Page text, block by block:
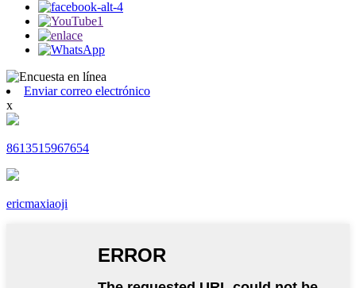
Enviar correo electrónico
x
8613515967654
ericmaxiaoji